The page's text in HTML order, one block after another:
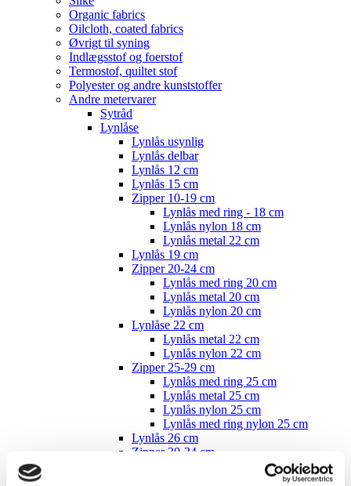
Organic fabrics
Oilcloth, coated fabrics
Øvrigt til syning
Indlægsstof og foerstof
Termostof, quiltet stof
Polyester og andre kunststoffer
Andre metervarer
Sytråd
Lynlåse
Lynlås usynlig
Lynlås delbar
Lynlås 12 cm
Lynlås 15 cm
Zipper 10-19 cm
Lynlås med ring - 18 cm
Lynlås nylon 18 cm
Lynlås metal 22 cm
Lynlås 19 cm
Zipper 20-24 cm
Lynlås med ring 20 cm
Lynlås metal 20 cm
Lynlås nylon 20 cm
Lynlåse 22 cm
Lynlås metal 22 cm
Lynlås nylon 22 cm
Zipper 25-29 cm
Lynlås med ring 25 cm
Lynlås metal 25 cm
Lynlås nylon 25 cm
Lynlås med ring nylon 25 cm
Lynlås 26 cm
Zipper 30-34 cm
Lynlås med ring 30 cm